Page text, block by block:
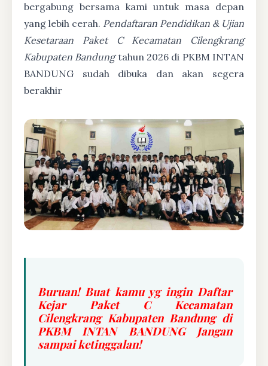
bergabung bersama kami untuk masa depan
yang lebih cerah. Pendaftaran Pendidikan & Ujian
Kesetaraan Paket C Kecamatan Cilengkrang
Kabupaten Bandungtahun 2026 di PKBM INTAN
BANDUNG sudah dibuka dan akan segera
berakhir
Buruan! Buat kamu yg ingin Daftar
Kejar Paket C Kecamatan
Cilengkrang Kabupaten Bandung di
PKBM INTAN BANDUNG Jangan
sampai ketinggalan!